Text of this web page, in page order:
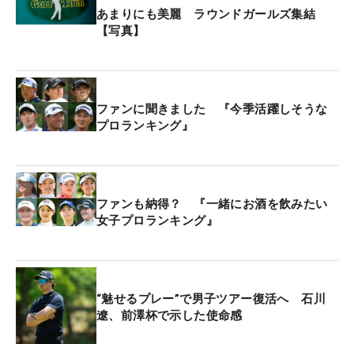
あまりにも美麗 ラウンドガールズ集結
【写真】
ファンに聞きました 『今季活躍しそうな
プロランキング』
ファンも納得？ 『一緒にお酒を飲みたい
女子プロランキング』
“魅せるプレー”で男子ツアー復活へ 石川
遼、前澤杯で示した使命感